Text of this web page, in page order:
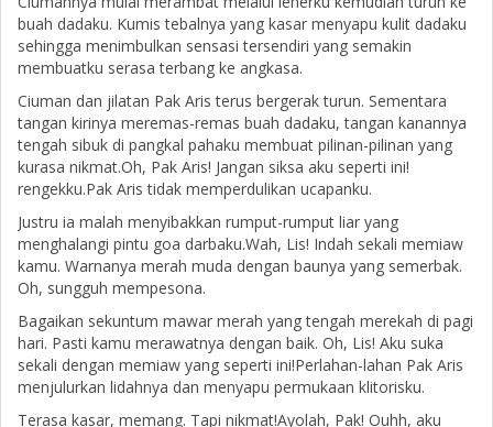
buah dadaku. Kumis tebalnya yang kasar menyapu kulit dadaku
sehingga menimbulkan sensasi tersendiri yang semakin
membuatku serasa terbang ke angkasa.
Ciuman dan jilatan Pak Aris terus bergerak turun. Sementara
tangan kirinya meremas-remas buah dadaku, tangan kanannya
tengah sibuk di pangkal pahaku membuat pilinan-pilinan yang
kurasa nikmat.Oh, Pak Aris! Jangan siksa aku seperti ini!
rengekku.Pak Aris tidak memperdulikan ucapanku.
Justru ia malah menyibakkan rumput-rumput liar yang
menghalangi pintu goa darbaku.Wah, Lis! Indah sekali memiaw
kamu. Warnanya merah muda dengan baunya yang semerbak.
Oh, sungguh mempesona.
Bagaikan sekuntum mawar merah yang tengah merekah di pagi
hari. Pasti kamu merawatnya dengan baik. Oh, Lis! Aku suka
sekali dengan memiaw yang seperti ini!Perlahan-lahan Pak Aris
menjulurkan lidahnya dan menyapu permukaan klitorisku.
Terasa kasar, memang. Tapi nikmat!Ayolah, Pak! Ouhh, aku